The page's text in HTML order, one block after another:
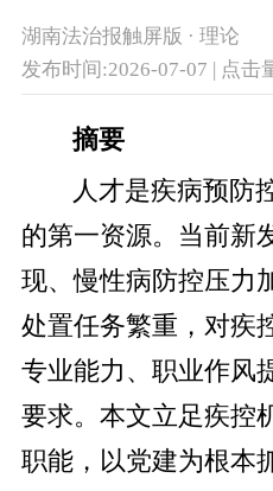
湖南法治报触屏版 · 理论
发布时间:2026-07-07 | 点击
摘要
人才是疾病预防
的第一资源。当前新
现、慢性病防控压力
处置任务繁重，对疾
专业能力、职业作风
要求。本文立足疾控
职能，以党建为根本